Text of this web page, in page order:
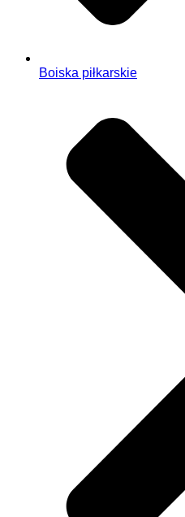
Boiska piłkarskie